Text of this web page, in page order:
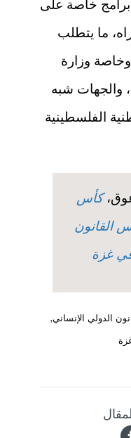
برامج خاصة على
ما يتطلب
وزارة
والجهات شبه
الفلسطينية
كأس
القانون
في غزة
الدولي الإنساني,